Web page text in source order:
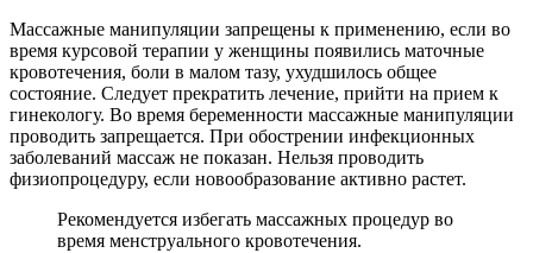
Массажные манипуляции запрещены к применению, если во
время курсовой терапии у женщины появились маточные
кровотечения, боли в малом тазу, ухудшилось общее
состояние. Следует прекратить лечение, прийти на прием к
гинекологу. Во время беременности массажные манипуляции
проводить запрещается. При обострении инфекционных
заболеваний массаж не показан. Нельзя проводить
физиопроцедуру, если новообразование активно растет.
Рекомендуется избегать массажных процедур во
время менструального кровотечения.